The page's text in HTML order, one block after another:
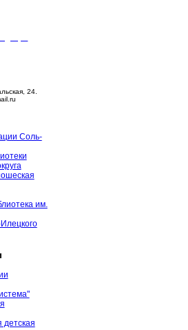
24.
Соль-
им.
детская